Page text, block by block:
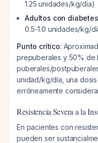
1.25 unidades/kg/día)
Adultos con
0.5-1.0 unidades/kg/
Punto crítico:
prepuberales y 50% de
puberales/
unidad/kg/día, una
erróneamente
Resistencia Severa a la
En pacientes con
pueden ser